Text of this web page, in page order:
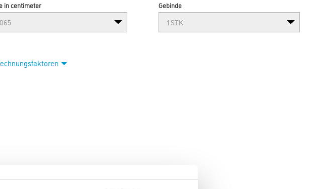
in centimeter Gebinde